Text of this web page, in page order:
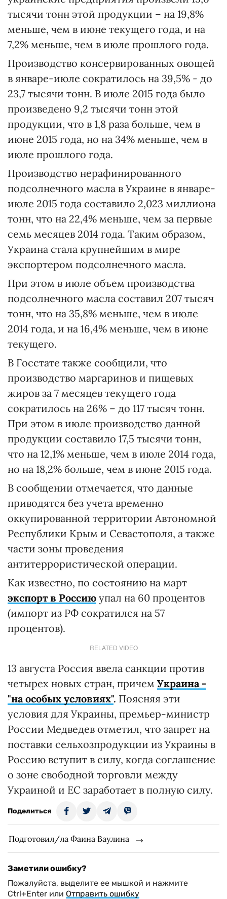
тысячи тонн этой продукции – на 19,8%
меньше, чем в июне текущего года, и на
7,2% меньше, чем в июле прошлого года.
Производство консервированных овощей
в январе-июле сократилось на 39,5% - до
23,7 тысячи тонн. В июле 2015 года было
произведено 9,2 тысячи тонн этой
продукции, что в 1,8 раза больше, чем в
июне 2015 года, но на 34% меньше, чем в
июле прошлого года.
Производство нерафинированного
подсолнечного масла в Украине в январе-
июле 2015 года составило 2,023 миллиона
тонн, что на 22,4% меньше, чем за первые
семь месяцев 2014 года. Таким образом,
Украина стала крупнейшим в мире
экспортером подсолнечного масла.
При этом в июле объем производства
подсолнечного масла составил 207 тысяч
тонн, что на 35,8% меньше, чем в июле
2014 года, и на 16,4% меньше, чем в июне
текущего.
В Госстате также сообщили, что
производство маргаринов и пищевых
жиров за 7 месяцев текущего года
сократилось на 26% – до 117 тысяч тонн.
При этом в июле производство данной
продукции составило 17,5 тысячи тонн,
что на 12,1% меньше, чем в июле 2014 года,
но на 18,2% больше, чем в июне 2015 года.
В сообщении отмечается, что данные
приводятся без учета временно
оккупированной территории Автономной
Республики Крым и Севастополя, а также
части зоны проведения
антитеррористической операции.
Как известно, по состоянию на март
экспорт в Россию упал на 60 процентов
(импорт из РФ сократился на 57
процентов).
RELATED VIDEO
13 августа Россия ввела санкции против
четырех новых стран, причем Украина -
"на особых условиях". Поясняя эти
условия для Украины, премьер-министр
России Медведев отметил, что запрет на
поставки сельхозпродукции из Украины в
Россию вступит в силу, когда соглашение
о зоне свободной торговли между
Украиной и ЕС заработает в полную силу.
Поделиться
Подготовил/ла Фаина Ваулина
Заметили ошибку?
Пожалуйста, выделите ее мышкой и нажмите
Ctrl+Enter или Отправить ошибку